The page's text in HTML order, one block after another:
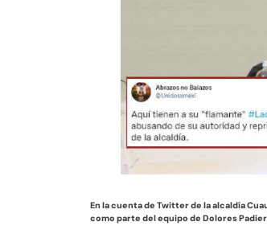
En la cuenta de Twitter de la alcaldía
como parte del equipo de Dolores